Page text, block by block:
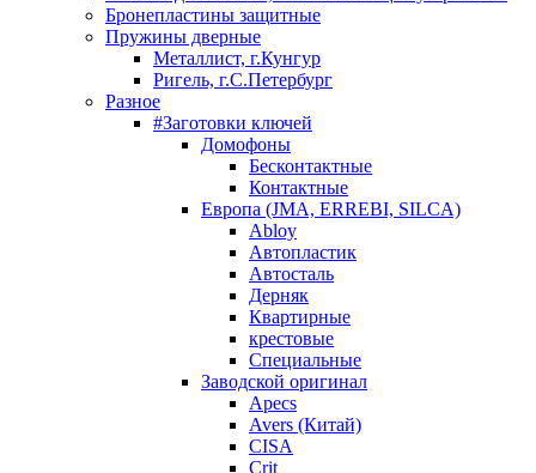
Бронепластины защитные
Пружины дверные
Металлист, г.Кунгур
Ригель, г.С.Петербург
Разное
#Заготовки ключей
Домофоны
Бесконтактные
Контактные
Европа (JMA, ERREBI, SILCA)
Abloy
Автопластик
Автосталь
Дерняк
Квартирные
крестовые
Специальные
Заводской оригинал
Apecs
Avers (Китай)
CISA
Crit